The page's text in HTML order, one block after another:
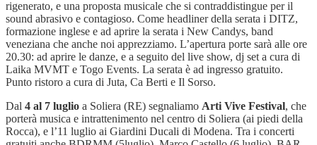
rigenerato, e una proposta musicale che si contraddistingue per il
sound abrasivo e contagioso. Come headliner della serata i DITZ,
formazione inglese e ad aprire la serata i New Candys, band
veneziana che anche noi apprezziamo. L’apertura porte sarà alle ore
20.30: ad aprire le danze, e a seguito del live show, dj set a cura di
Laika MVMT e Togo Events. La serata è ad ingresso gratuito.
Punto ristoro a cura di Juta, Ca Berti e Il Sorso.
Dal 4 al 7 luglio a Soliera (RE) segnaliamo Arti Vive Festival, che
porterà musica e intrattenimento nel centro di Soliera (ai piedi della
Rocca), e l’11 luglio ai Giardini Ducali di Modena. Tra i concerti